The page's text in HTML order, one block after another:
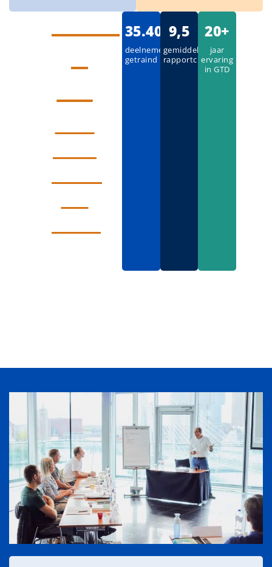
Schrijf35.400
deelnemers
getraind
9,5
gemiddeld
rapportcijfer
20+
jaar
ervaring
in GTD